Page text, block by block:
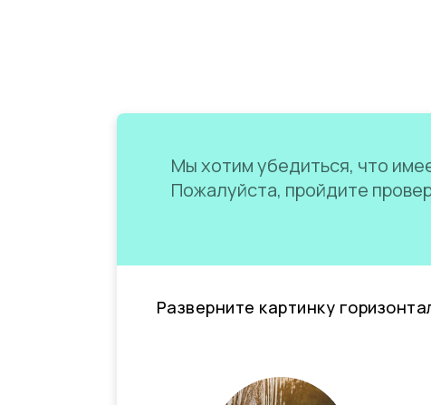
Мы хотим убедиться, что
Пожалуйста, пройдите
Разверните картинку